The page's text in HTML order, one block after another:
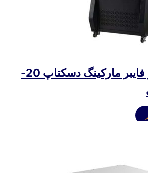
دستگاه لیزر فایبر مارکینگ دسکتاپ 20-